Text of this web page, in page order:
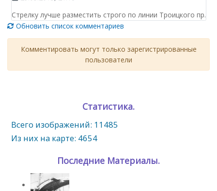
Стрелку лучше разместить строго по линии Троицкого пр.
Обновить список комментариев
Комментировать могут только зарегистрированные
пользователи
Статистика.
Всего изображений: 11485
Из них на карте: 4654
Последние Материалы.